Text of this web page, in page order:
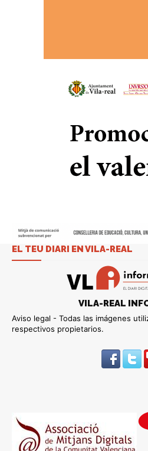
EL TEU DIARI EN VILA-REAL
VILA-REAL
Aviso legal - Todas las imágenes
respectivos propietarios.